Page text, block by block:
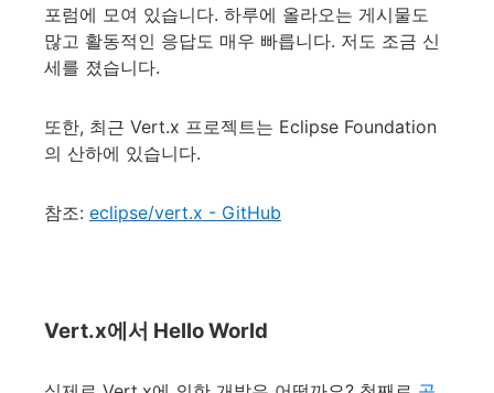
포럼에 모여 있습니다. 하루에 올라오는 게시물도
많고 활동적인 응답도 매우 빠릅니다. 저도 조금 신
세를 졌습니다.
또한, 최근 Vert.x 프로젝트는 Eclipse Foundation
의 산하에 있습니다.
참조: eclipse/vert.x - GitHub
Vert.x에서 Hello World